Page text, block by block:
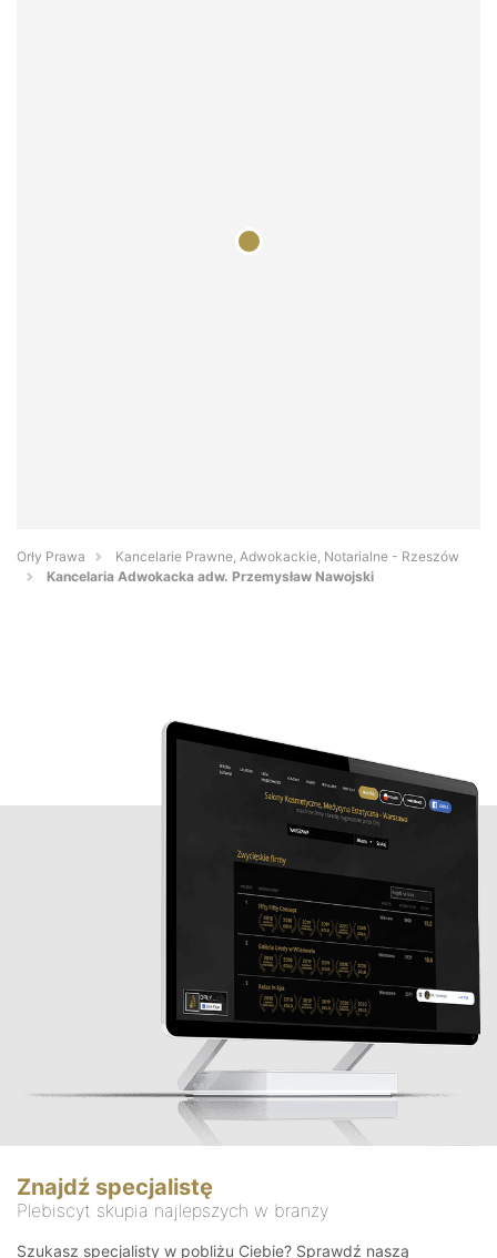
Orły Prawa
Kancelarie Prawne, Adwokackie, Notarialne - Rzeszów
Kancelaria Adwokacka adw. Przemysław Nawojski
Znajdź specjalistę
Plebiscyt skupia najlepszych w branży
Szukasz specjalisty w pobliżu Ciebie? Sprawdź naszą